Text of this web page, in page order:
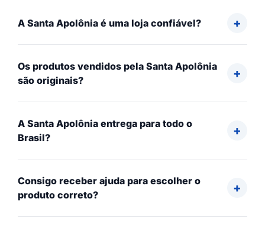
A Santa Apolônia é uma loja confiável?
Os produtos vendidos pela Santa Apolônia
são originais?
A Santa Apolônia entrega para todo o
Brasil?
Consigo receber ajuda para escolher o
produto correto?